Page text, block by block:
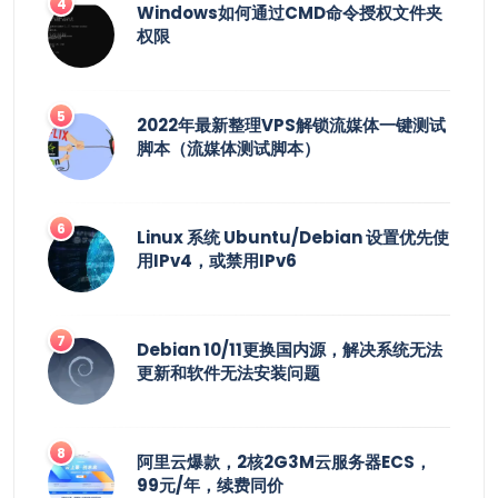
Windows如何通过CMD命令授权文件夹
权限
2022年最新整理VPS解锁流媒体一键测试
脚本（流媒体测试脚本）
Linux 系统 Ubuntu/Debian 设置优先使
用IPv4，或禁用IPv6
Debian 10/11更换国内源，解决系统无法
更新和软件无法安装问题
阿里云爆款，2核2G3M云服务器ECS，
99元/年，续费同价